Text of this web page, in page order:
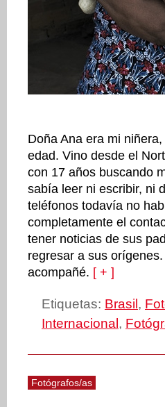
Doña Ana era mi
edad. Vino desde el
con 17 años buscando
sabía leer ni escribir, ni
teléfonos todavía no
completamente el
tener noticias de sus
regresar a sus
acompañé. [ + ]
Etiquetas: Brasil ,
Internacional ,
Fotógrafos/as